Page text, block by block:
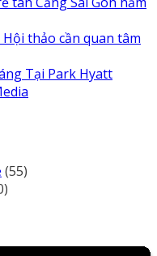
thảo cần quan tâm
Tại Park Hyatt
(55)